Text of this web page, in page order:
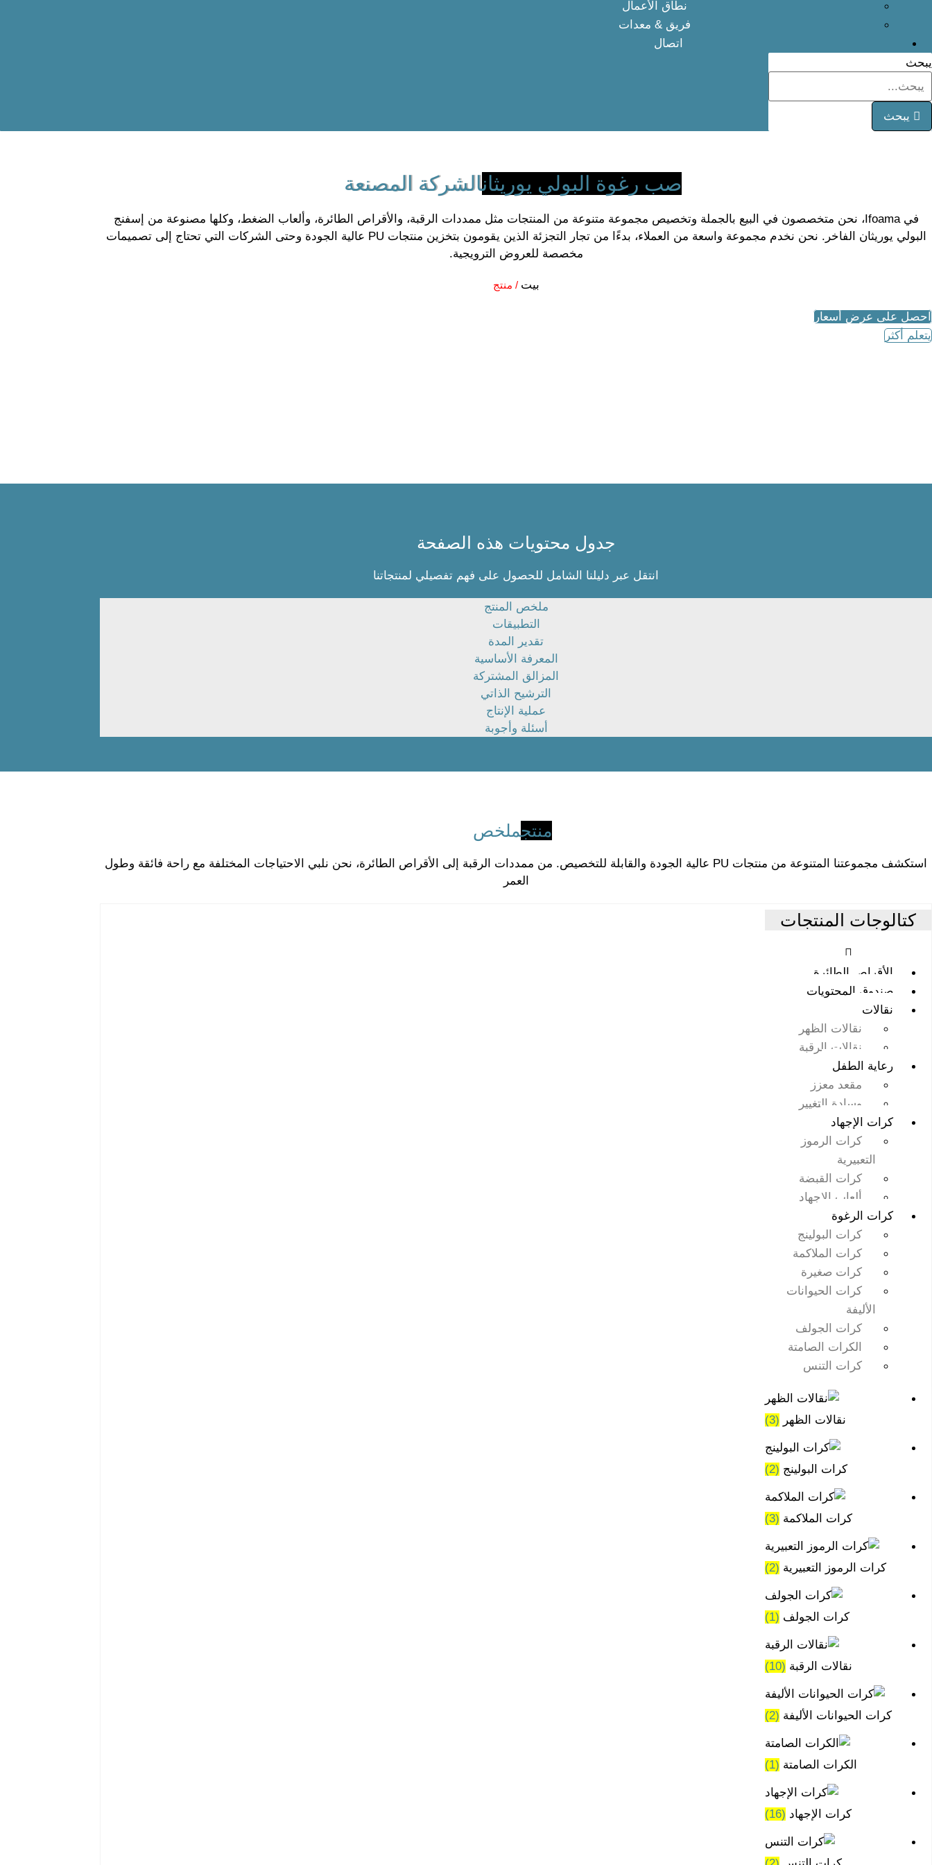
نطاق الأعمال
فريق & معدات
اتصال
يبحث
يبحث
صب رغوة البولي يوريثانالشركة المصنعة
في Ifoama، نحن متخصصون في البيع بالجملة وتخصيص مجموعة متنوعة من المنتجات مثل ممددات الرقبة، والأقراص الطائرة، وألعاب الضغط، وكلها مصنوعة من إسفنج
البولي يوريثان الفاخر. نحن نخدم مجموعة واسعة من العملاء، بدءًا من تجار التجزئة الذين يقومون بتخزين منتجات PU عالية الجودة وحتى الشركات التي تحتاج إلى تصميمات
مخصصة للعروض الترويجية.
بيت / منتج
احصل على عرض أسعار
يتعلم أكثر
جدول محتويات هذه الصفحة
انتقل عبر دليلنا الشامل للحصول على فهم تفصيلي لمنتجاتنا
ملخص المنتج
التطبيقات
تقدير المدة
المعرفة الأساسية
المزالق المشتركة
الترشيح الذاتي
عملية الإنتاج
أسئلة وأجوبة
منتجملخص
استكشف مجموعتنا المتنوعة من منتجات PU عالية الجودة والقابلة للتخصيص. من ممددات الرقبة إلى الأقراص الطائرة، نحن نلبي الاحتياجات المختلفة مع راحة فائقة وطول
العمر
كتالوجات المنتجات
الأقراص الطائرة
صندوق المحتويات
نقالات
نقالات الظهر
نقالات الرقبة
رعاية الطفل
مقعد معزز
وسادة التغيير
كرات الإجهاد
كرات الرموز
التعبيرية
كرات القبضة
ألعاب الإجهاد
كرات الرغوة
كرات البولينج
كرات الملاكمة
كرات صغيرة
كرات الحيوانات
الأليفة
كرات الجولف
الكرات الصامتة
كرات التنس
نقالات الظهر (3)
كرات البولينج (2)
كرات الملاكمة (3)
كرات الرموز التعبيرية (2)
كرات الجولف (1)
نقالات الرقبة (10)
كرات الحيوانات الأليفة (2)
الكرات الصامتة (1)
كرات الإجهاد (16)